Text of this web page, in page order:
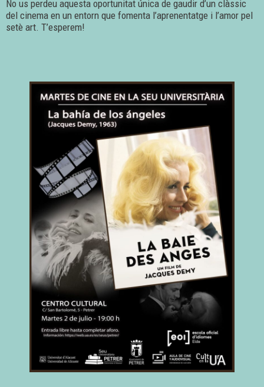
No us perdeu aquesta oportunitat única de gaudir d’un clàssic
del cinema en un entorn que fomenta l’aprenentatge i l’amor pel
setè art. T’esperem!